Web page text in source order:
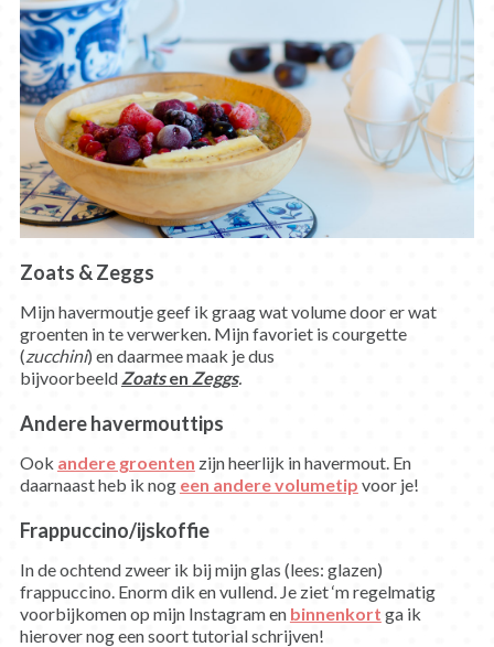
Zoats & Zeggs
Mijn havermoutje geef ik graag wat volume door er wat
groenten in te verwerken. Mijn favoriet is courgette
(zucchini) en daarmee maak je dus
bijvoorbeeld Zoatsen Zeggs.
Andere havermouttips
Ook andere groenten zijn heerlijk in havermout. En
daarnaast heb ik nog een andere volumetip voor je!
Frappuccino/ijskoffie
In de ochtend zweer ik bij mijn glas (lees: glazen)
frappuccino. Enorm dik en vullend. Je ziet ‘m regelmatig
voorbijkomen op mijn Instagram en binnenkort ga ik
hierover nog een soort tutorial schrijven!